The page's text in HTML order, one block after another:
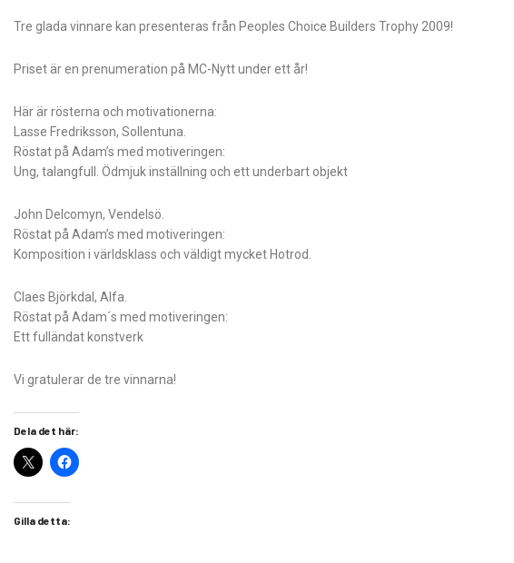
Tre glada vinnare kan presenteras från Peoples Choice Builders Trophy 2009!
Priset är en prenumeration på MC-Nytt under ett år!
Här är rösterna och motivationerna:
Lasse Fredriksson, Sollentuna.
Röstat på Adam’s med motiveringen:
Ung, talangfull. Ödmjuk inställning och ett underbart objekt
John Delcomyn, Vendelsö.
Röstat på Adam’s med motiveringen:
Komposition i världsklass och väldigt mycket Hotrod.
Claes Björkdal, Alfa.
Röstat på Adam´s med motiveringen:
Ett fulländat konstverk
Vi gratulerar de tre vinnarna!
Dela det här:
Gilla detta: